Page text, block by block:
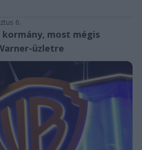
6.
most mégis
üzletre